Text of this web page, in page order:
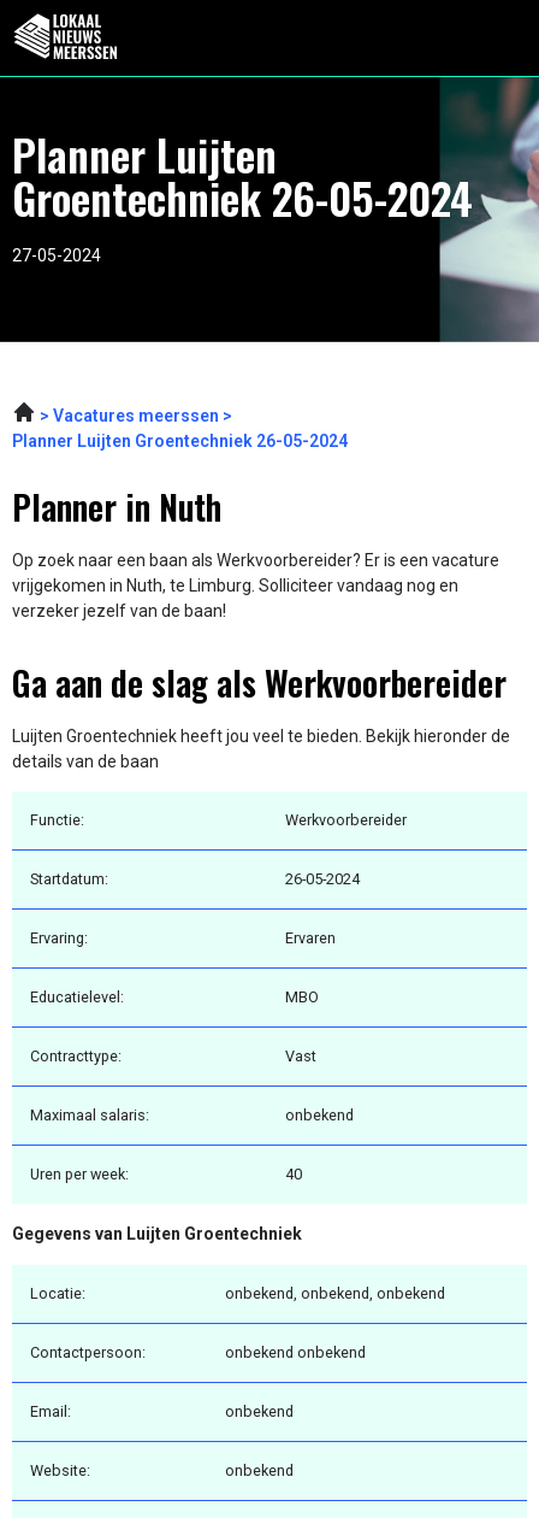
Planner Luijten
Groentechniek 26-05-2024
27-05-2024
Vacatures meerssen
Planner Luijten Groentechniek 26-05-2024
Planner in Nuth
Op zoek naar een baan als Werkvoorbereider? Er is een vacature
vrijgekomen in Nuth, te Limburg. Solliciteer vandaag nog en
verzeker jezelf van de baan!
Ga aan de slag als Werkvoorbereider
Luijten Groentechniek heeft jou veel te bieden. Bekijk hieronder de
details van de baan
Functie: Werkvoorbereider
Startdatum: 26-05-2024
Ervaring: Ervaren
Educatielevel: MBO
Contracttype: Vast
Maximaal salaris: onbekend
Uren per week: 40
Gegevens van Luijten Groentechniek
Locatie: onbekend, onbekend, onbekend
Contactpersoon: onbekend onbekend
Email: onbekend
Website: onbekend